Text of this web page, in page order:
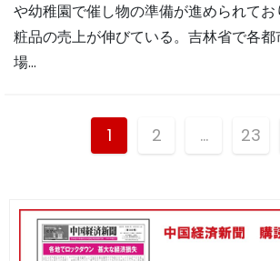
や幼稚園で催し物の準備が進められて
粧品の売上が伸びている。吉林省で各
場…
投
ナ
ビ
1 2 … 23